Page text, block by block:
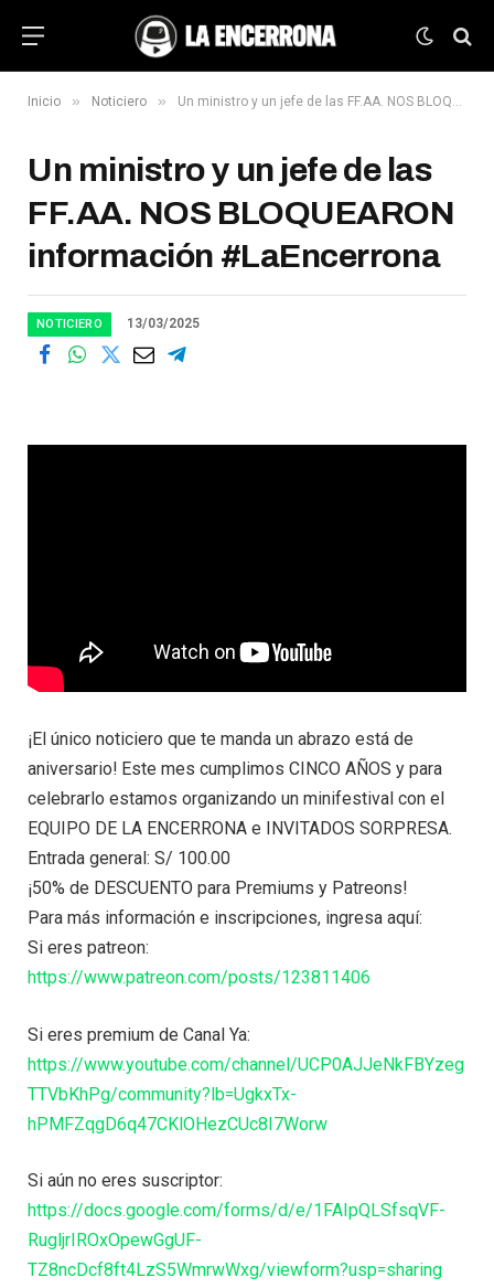
Inicio » Noticiero » Un ministro y un jefe de las FF.AA. NOS BLOQUEARON información #LaEncerrona
Un ministro y un jefe de las
FF.AA. NOS BLOQUEARON
información #LaEncerrona
NOTICIERO 13/03/2025
¡El único noticiero que te manda un abrazo está de
aniversario! Este mes cumplimos CINCO AÑOS y para
celebrarlo estamos organizando un minifestival con el
EQUIPO DE LA ENCERRONA e INVITADOS SORPRESA.
Entrada general: S/ 100.00
¡50% de DESCUENTO para Premiums y Patreons!
Para más información e inscripciones, ingresa aquí:
Si eres patreon:
https://www.patreon.com/posts/123811406
Si eres premium de Canal Ya:
https://www.youtube.com/channel/UCP0AJJeNkFBYzeg
TTVbKhPg/community?lb=UgkxTx-
hPMFZqgD6q47CKlOHezCUc8I7Worw
Si aún no eres suscriptor:
https://docs.google.com/forms/d/e/1FAIpQLSfsqVF-
RugljrIROxOpewGgUF-
TZ8ncDcf8ft4LzS5WmrwWxg/viewform?usp=sharing